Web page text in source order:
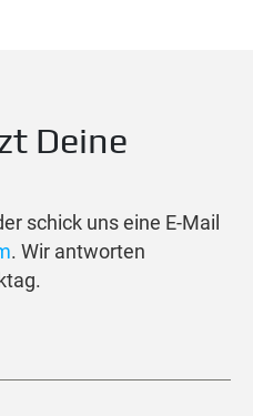
Deine
schick uns eine E-Mail
. Wir antworten